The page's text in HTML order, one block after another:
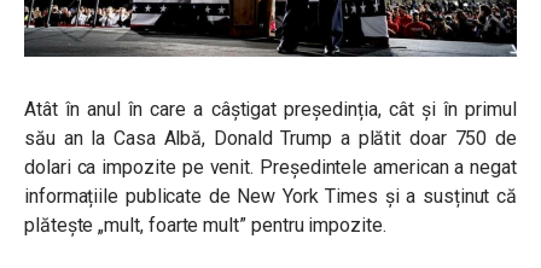
Atât în anul în care a câștigat președinția, cât și în primul
său an la Casa Albă, Donald Trump a plătit doar 750 de
dolari ca impozite pe venit. Președintele american a negat
informațiile publicate de New York Times și a susținut că
plătește „mult, foarte mult” pentru impozite.